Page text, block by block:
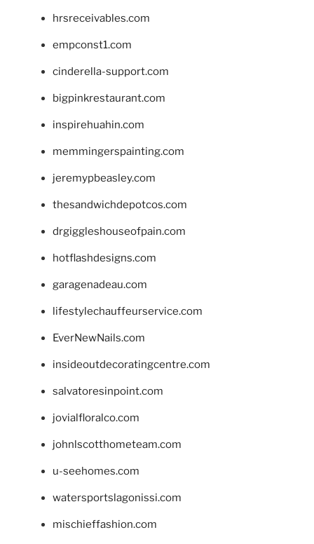
hrsreceivables.com
empconst1.com
cinderella-support.com
bigpinkrestaurant.com
inspirehuahin.com
memmingerspainting.com
jeremypbeasley.com
thesandwichdepotcos.com
drgiggleshouseofpain.com
hotflashdesigns.com
garagenadeau.com
lifestylechauffeurservice.com
EverNewNails.com
insideoutdecoratingcentre.com
salvatoresinpoint.com
jovialfloralco.com
johnlscotthometeam.com
u-seehomes.com
watersportslagonissi.com
mischieffashion.com